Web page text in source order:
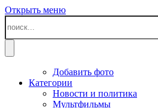
Открыть меню
Добавить фото
Категории
Новости и политика
Мультфильмы